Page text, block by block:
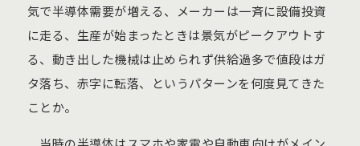
気で半導体需要が増える、メーカーは一斉に設備投資
に走る、生産が始まったときは景気がピークアウトす
る、動き出した機械は止められず供給過多で値段はガ
タ落ち、赤字に転落、というパターンを何度見てきた
ことか。